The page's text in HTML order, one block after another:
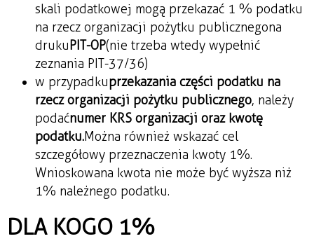
skali podatkowej mogą przekazać 1 % podatku
na rzecz organizacji pożytku publicznegona
drukuPIT-OP(nie trzeba wtedy wypełnić
zeznania PIT-37/36)
w przypadkuprzekazania części podatku na
rzecz organizacji pożytku publicznego, należy
podaćnumer KRS organizacji oraz kwotę
podatku.Można również wskazać cel
szczegółowy przeznaczenia kwoty 1%.
Wnioskowana kwota nie może być wyższa niż
1% należnego podatku.
DLA KOGO 1%